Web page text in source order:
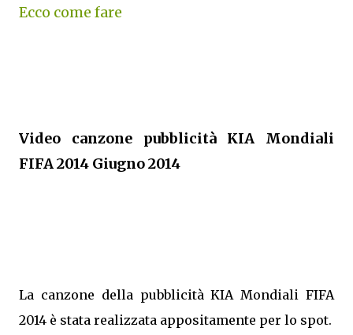
Ecco come fare
Video canzone pubblicità KIA Mondiali
FIFA 2014 Giugno 2014
La canzone della pubblicità KIA Mondiali FIFA
2014 è stata realizzata appositamente per lo spot.